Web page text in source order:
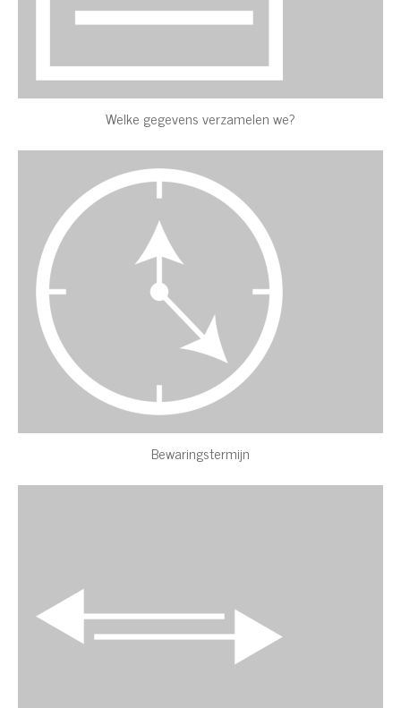
Welke gegevens verzamelen we?
Bewaringstermijn